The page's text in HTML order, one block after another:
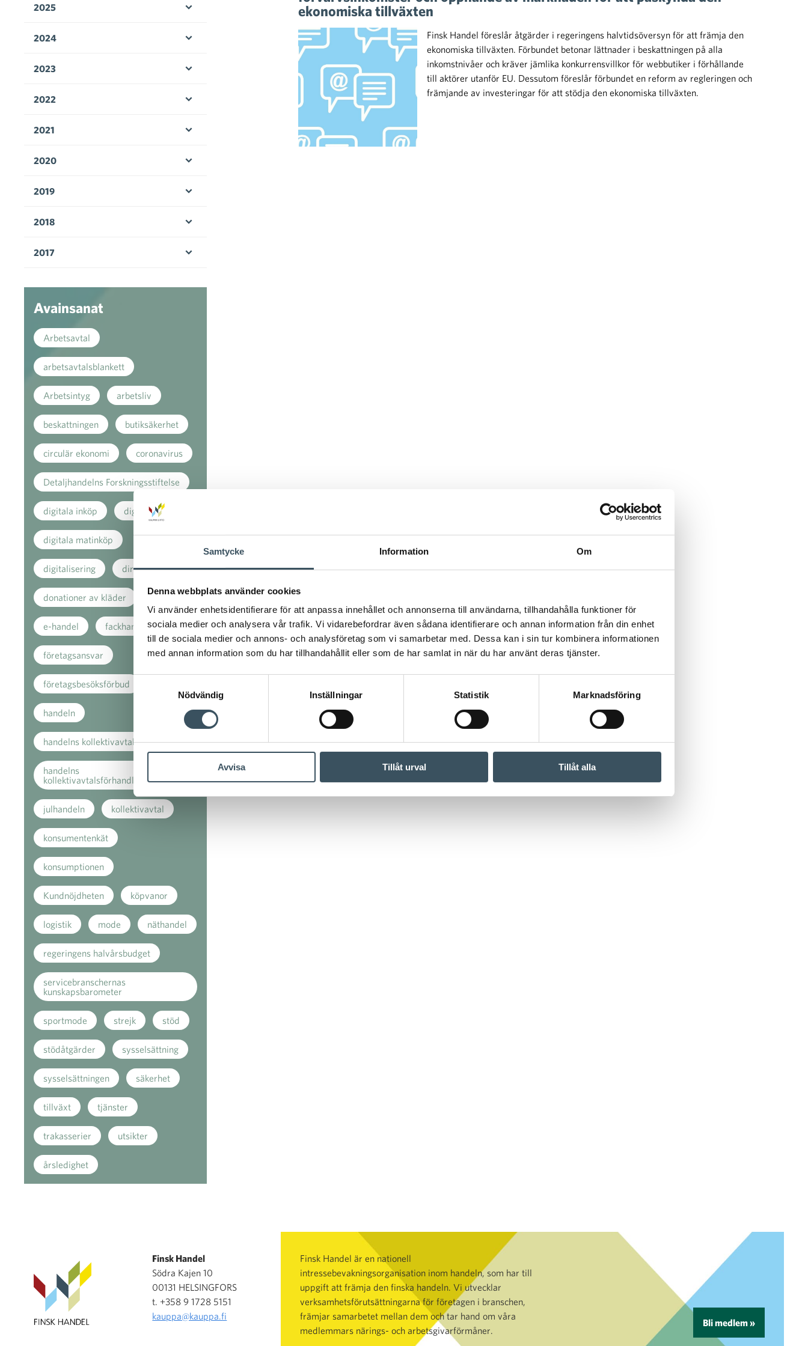
Samtycke Information Om
Denna webbplats använder cookies
Vi använder enhetsidentifierare för att anpassa innehållet och annonserna till användarna, tillhandahålla funktioner för
sociala medier och analysera vår trafik. Vi vidarebefordrar även sådana identifierare och annan information från din enhet
till de sociala medier och annons- och analysföretag som vi samarbetar med. Dessa kan i sin tur kombinera informationen
med annan information som du har tillhandahållit eller som de har samlat in när du har använt deras tjänster.
Nödvändig
Inställningar Statistik Marknadsföring
Avvisa Tillåt urval Tillåt alla
ekonomiska tillväxten
Finsk Handel föreslår åtgärder i regeringens halvtidsöversyn för att främja den
ekonomiska tillväxten. Förbundet betonar lättnader i beskattningen på alla
inkomstnivåer och kräver jämlika konkurrensvillkor för webbutiker i förhållande
till aktörer utanför EU. Dessutom föreslår förbundet en reform av regleringen och
främjande av investeringar för att stödja den ekonomiska tillväxten.
2025
2024
2023
2022
2021
2020
2019
2018
2017
Avainsanat
Arbetsavtal
arbetsavtalsblankett
Arbetsintyg arbetsliv
beskattningen butiksäkerhet
circulär ekonomi coronavirus
Detaljhandelns Forskningsstiftelse
digitala inköp digitala köp
digitala matinköp
digitalisering direkt stöd
donationer av kläder
e-handel fackhandeln
företagsansvar
företagsbesöksförbud
handeln
handelns kollektivavtal
handelns
kollektivavtalsförhandlingar
julhandeln kollektivavtal
konsumentenkät
konsumptionen
Kundnöjdheten köpvanor
logistik mode näthandel
regeringens halvårsbudget
servicebranschernas
kunskapsbarometer
sportmode strejk stöd
stödåtgärder sysselsättning
sysselsättningen säkerhet
tillväxt tjänster
trakasserier utsikter
årsledighet
Finsk Handel
Södra Kajen 10
00131 HELSINGFORS
t. +358 9 1728 5151
kauppa@kauppa.fi
Finsk Handel är en nationell
intressebevakningsorganisation inom handeln, som har till
uppgift att främja den finska handeln. Vi utvecklar
verksamhetsförutsättningarna för företagen i branschen,
främjar samarbetet mellan dem och tar hand om våra
medlemmars närings- och arbetsgivarförmåner.
Bli medlem »